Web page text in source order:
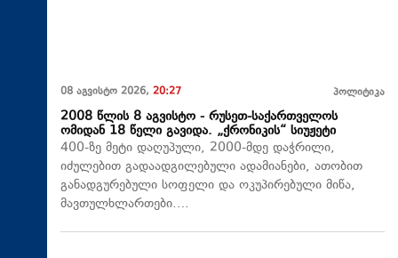
08 აგვისტო 2026, 20:27 პოლიტიკა
2008 წლის 8 აგვისტო - რუსეთ-საქართველოს
ომიდან 18 წელი გავიდა. „ქრონიკის“ სიუჟეტი
400-ზე მეტი დაღუპული, 2000-მდე დაჭრილი,
იძულებით გადაადგილებული ადამიანები, ათობით
განადგურებული სოფელი და ოკუპირებული მიწა,
მავთულხლართები….